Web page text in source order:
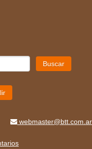
Buscar
webmaster@btt.com.ar